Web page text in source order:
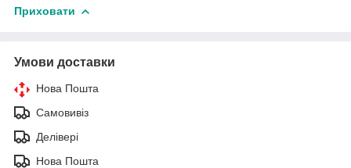
Приховати
Умови доставки
Нова Пошта
Самовивіз
Делівері
Нова Пошта